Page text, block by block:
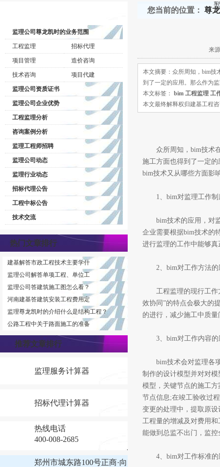
监理公司尊龙凯时的业务范围
工程监理 招标代理
项目管理 造价咨询
技术咨询 项目代建
监理公司资质证书
监理公司企业优势
工程监理分析
咨询案例分析
监理工程师招聘
监理公司动态
监理行业动态
招标代理公告
工程中标公告
技术交流
热门文章排行
建基解答市政工程技术主要学什
监理公司解答单项工程、单位工
监理公司答建筑施工图怎么看？
河南建基答建筑安装工程费用定
监理尊龙凯时的介绍什么是结构工程？
公路工程中关于路面施工的准备
推荐文章排行
监理服务计算器
招标代理计算器
热线电话
400-008-2685
郑州市城东路100号正商·向
您当前的位置： 尊
来
本文摘要：众所周知，bim技
到了一定的应用。那么作为
本文标签： bim 工程监理 工
本文最终解释权归建基工程咨
众所周知，bim技术在
施工方面也得到了一定
bim技术又从哪些方面影
1、bim对监理工作制
bim技术的应用，对监
企业需要根据bim技术的
进行监理的工作中能够
2、bim对工作方法的
工程监理的现行工作方
效协同”的特点会极大的
的进行，减少施工中质
3、bim对工作内容的
bim技术会对监理各项
制作的设计模型并对对
模型，关键节点的施工
节点信息;在竣工验收过
变更的处理中，提取原
工程量的增减及对费用
能做到总监不出门，监
4、bim对工作标准的